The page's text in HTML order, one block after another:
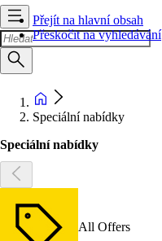
Přejít na hlavní obsah
Přeskočit na vyhledávání
Speciální nabídky
Speciální nabídky
All Offers